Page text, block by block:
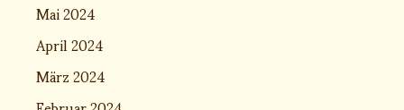
Mai 2024
April 2024
März 2024